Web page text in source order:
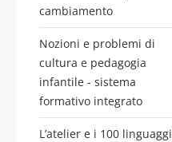
cambiamento
Nozioni e problemi di
cultura e pedagogia
infantile - sistema
formativo integrato
L’atelier e i 100 linguaggi